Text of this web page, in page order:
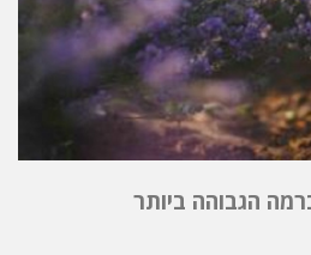
הגבוהה ביותר